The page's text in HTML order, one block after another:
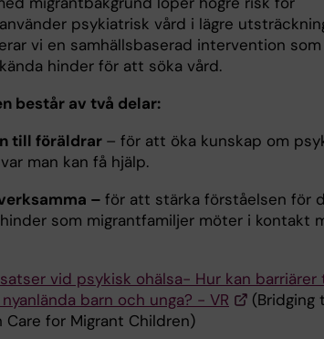
psykiatrisk vård i lägre
vi en samhällsbaserad intervention som
hinder för att söka vård.
består av två delar:
till föräldrar – för att öka kunskap om
man kan få hjälp.
– för att stärka förståelsen för
som migrantfamiljer möter i kontakt
vid psykisk ohälsa- Hur kan barriärer
barn och unga? - VR
(Bridging
Care for Migrant Children)